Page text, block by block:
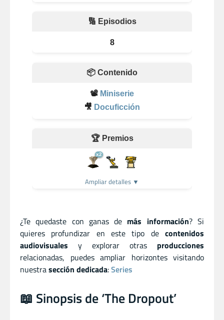
🔢 Episodios
8
📦 Contenido
📽️ Miniserie
🎥 Docuficción
🏆 Premios
x2
Ampliar detalles ▼
¿Te quedaste con ganas de más información? Si
quieres profundizar en este tipo de contenidos
audiovisuales y explorar otras producciones
relacionadas, puedes ampliar horizontes visitando
nuestrasección dedicada:Series
📖 Sinopsis de ‘The Dropout’